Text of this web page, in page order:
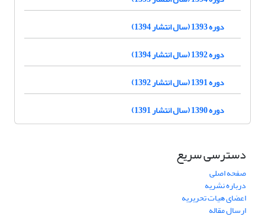
دوره 1393 (سال انتشار 1394)
دوره 1392 (سال انتشار 1394)
دوره 1391 (سال انتشار 1392)
دوره 1390 (سال انتشار 1391)
دسترسی سریع
صفحه اصلی
درباره نشریه
اعضای هیات تحریریه
ارسال مقاله